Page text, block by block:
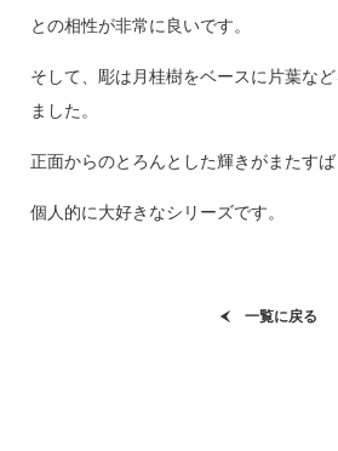
との相性が非常に良いです。
そして、彫は月桂樹をベースに片葉な
ました。
正面からのとろんとした輝きがまたすば
個人的に大好きなシリーズです。
一覧に戻る